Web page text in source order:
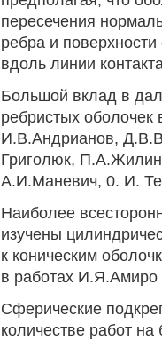
пересечения
ребра и
вдоль линии
Большой вклад в
ребристых
И.В.Андрианов,
Григолюк,
А.И.Маневич, 0. И.
Наиболее
изучены
к коническим
в работах
Сферические
количестве работ на